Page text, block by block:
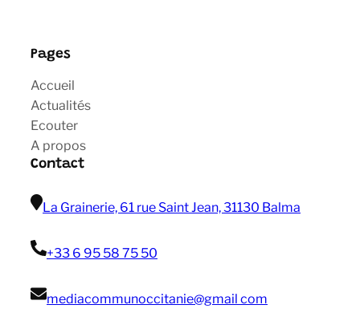
Pages
Accueil
Actualités
Ecouter
A propos
Contact
La Grainerie, 61 rue Saint Jean, 31130 Balma
+33 6 95 58 75 50
mediacommunoccitanie@gmail com